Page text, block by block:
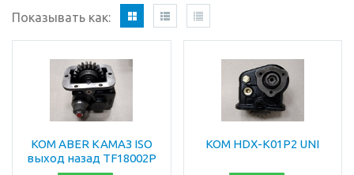
Показывать как:
КОМ ABER КАМАЗ ISO
выход назад TF18002P
КОМ HDX-K01P2 UNI